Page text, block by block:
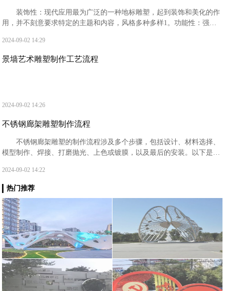
‌装饰性‌：现代应用最为广泛的一种地标雕塑，起到装饰和美化的作
用，并不刻意要求特定的主题和内容，风格多种多样‌1。‌功能性‌：强调
2024-09-02 14:29
景墙艺术雕塑制作工艺流程
2024-09-02 14:26
不锈钢廊架雕塑制作流程
‌不锈钢廊架雕塑的制作流程‌涉及多个步骤，包括设计、材料选择、
模型制作、焊接、打磨抛光、上色或镀膜，以及最后的安装。以下是具
大小和位置进行初步构思和绘图。
2024-09-02 14:22
热门推荐